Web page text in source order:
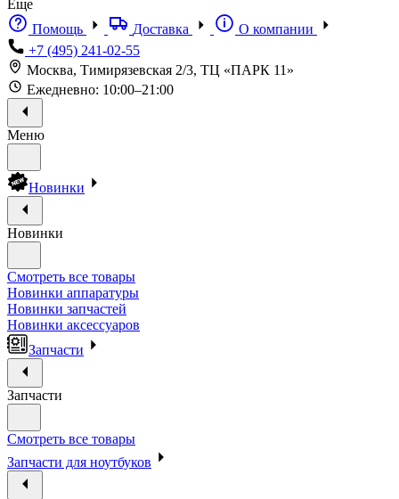
Еще
Помощь
Доставка
О компании
+7 (495) 241-02-55
Москва, Тимирязевская 2/3, ТЦ «ПАРК 11»
Ежедневно: 10:00–21:00
Меню
Новинки
Новинки
Смотреть все товары
Новинки аппаратуры
Новинки запчастей
Новинки аксессуаров
Запчасти
Запчасти
Смотреть все товары
Запчасти для ноутбуков